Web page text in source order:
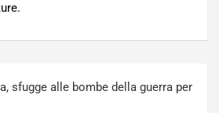
sfugge alle bombe della guerra per